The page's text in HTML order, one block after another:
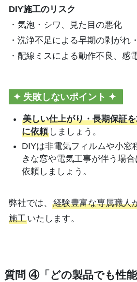
DIY施工のリスク
・気泡・シワ、見た目の悪化
・洗浄不足による早期の剥がれ
・配線ミスによる動作不良、感
✦ 失敗しないポイント ✦
美しい仕上がり・長期保証
に依頼しましょう。
DIYは非電気フィルムや小窓
きな窓や電気工事が伴う場
依頼しましょう。
弊社では、 経験豊富な専属職人
施工いたします。
質問 ④「どの製品でも性能